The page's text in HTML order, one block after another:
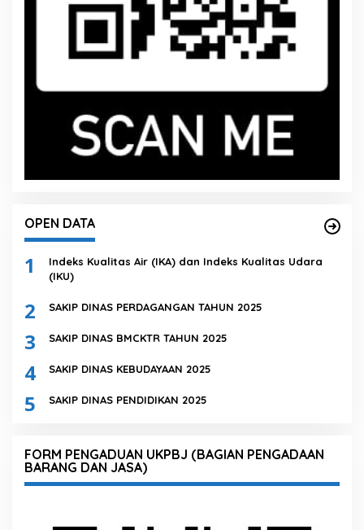
OPEN DATA
1
Indeks Kualitas Air (IKA) dan Indeks Kualitas Udara
(IKU)
2 SAKIP DINAS PERDAGANGAN TAHUN 2025
3 SAKIP DINAS BMCKTR TAHUN 2025
4 SAKIP DINAS KEBUDAYAAN 2025
5 SAKIP DINAS PENDIDIKAN 2025
FORM PENGADUAN UKPBJ (BAGIAN PENGADAAN
BARANG DAN JASA)